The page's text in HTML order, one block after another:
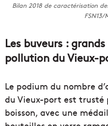
Bilan 2018 de caractérisation
FSN13/
Les buveurs :
pollution du Vieux-
Le podium du nombre
du Vieux-port est trusté
boisson, avec une